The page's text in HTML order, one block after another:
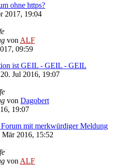
ohne https?
2017, 19:04
von ALF
09:59
ist GEIL - GEIL - GEIL
Jul 2016, 19:07
von Dagobert
19:07
mit merkwürdiger Meldung
Mär 2016, 15:52
von ALF